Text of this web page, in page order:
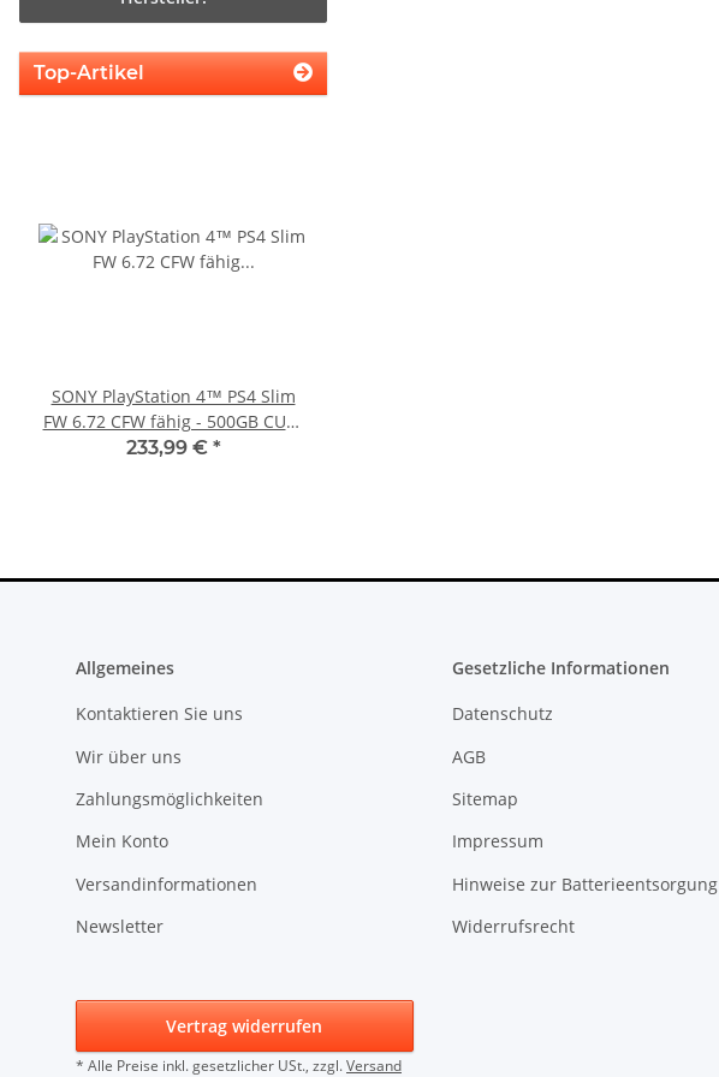
Top-Artikel
SONY PlayStation 4™ PS4 Slim
FW 6.72 CFW fähig - 500GB CUH-
2016A
233,99 € *
Allgemeines
Kontaktieren Sie uns
Wir über uns
Zahlungsmöglichkeiten
Mein Konto
Versandinformationen
Newsletter
Gesetzliche Informationen
Datenschutz
AGB
Sitemap
Impressum
Hinweise zur Batterieentsorgung
Widerrufsrecht
Vertrag widerrufen
* Alle Preise inkl. gesetzlicher USt., zzgl.Versand